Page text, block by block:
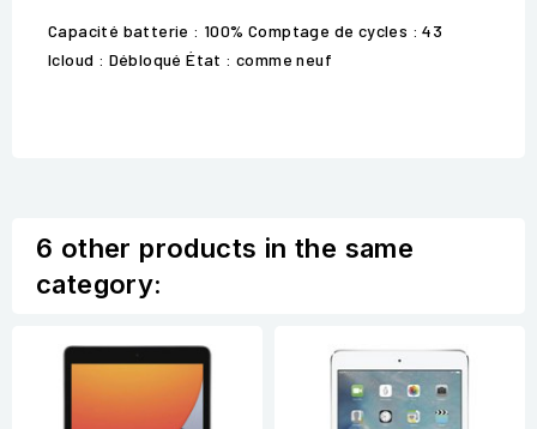
Capacité batterie : 100% Comptage de cycles : 43
Icloud : Débloqué État : comme neuf
6 other products in the same
category: